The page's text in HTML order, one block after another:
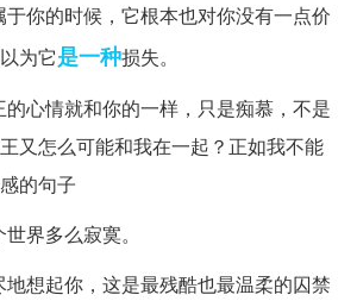
你的时候，它根本也对你没有一点价
为它是一种损失。
心情就和你的一样，只是痴慕，不是
又怎么可能和我在一起？正如我不能
的句子
界多么寂寞。
想起你，这是最残酷也最温柔的囚禁